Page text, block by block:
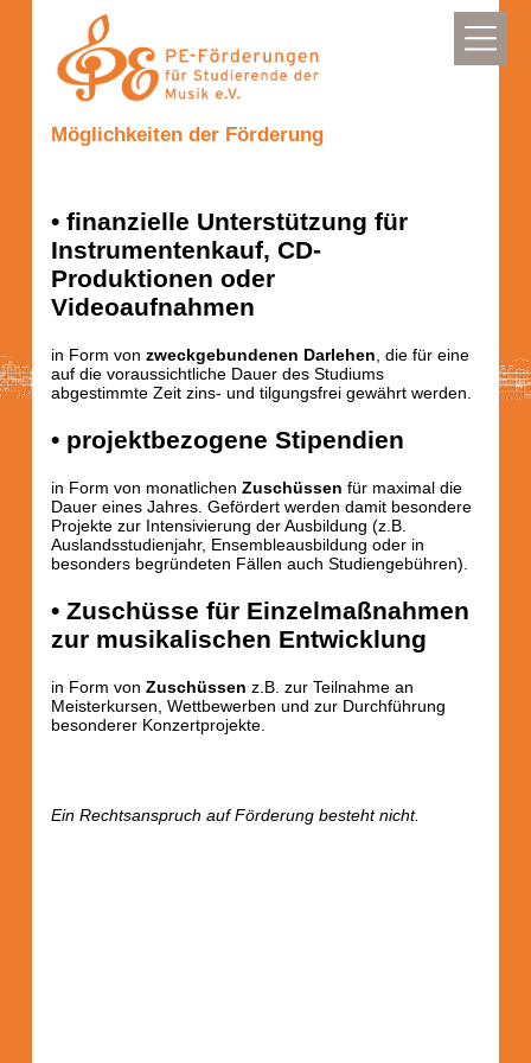
Möglichkeiten der Förderung
• finanzielle Unterstützung für
Instrumentenkauf, CD-
Produktionen oder
Videoaufnahmen
in Form von zweckgebundenen Darlehen , die für eine
auf die voraussichtliche Dauer des Studiums
abgestimmte Zeit zins- und tilgungsfrei gewährt werden.
• projektbezogene Stipendien
in Form von monatlichen Zuschüssen für maximal die
Dauer eines Jahres. Gefördert werden damit besondere
Projekte zur Intensivierung der Ausbildung (z.B.
Auslandsstudienjahr, Ensembleausbildung oder in
besonders begründeten Fällen auch Studiengebühren).
• Zuschüsse für Einzelmaßnahmen
zur musikalischen Entwicklung
in Form von Zuschüssen z.B. zur Teilnahme an
Meisterkursen, Wettbewerben und zur Durchführung
besonderer Konzertprojekte.
Ein Rechtsanspruch auf Förderung besteht nicht.